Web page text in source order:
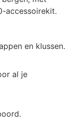
accessoirekit.
en klussen.
al je